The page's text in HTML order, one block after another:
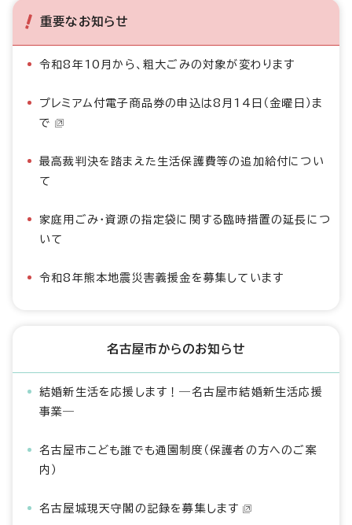
重要なお知らせ
令和8年10月から、粗大ごみの対象が変わります
プレミアム付電子商品券の申込は8月14日（金曜日）ま
で
最高裁判決を踏まえた生活保護費等の追加給付につい
て
家庭用ごみ・資源の指定袋に関する臨時措置の延長につ
いて
令和8年熊本地震災害義援金を募集しています
名古屋市からのお知らせ
結婚新生活を応援します！―名古屋市結婚新生活応援
事業―
名古屋市こども誰でも通園制度（保護者の方へのご案
内）
名古屋城現天守閣の記録を募集します